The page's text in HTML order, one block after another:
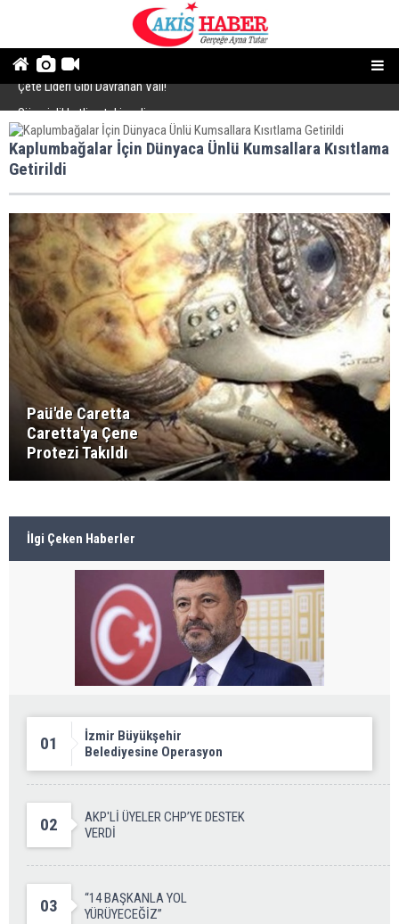
Çete Lideri Gibi Davranan Vali!
Kaplumbağalar İçin Dünyaca Ünlü Kumsallara Kısıtlama
Getirildi
Paü'de Caretta
Caretta'ya Çene
Protezi Takıldı
İlgi Çeken Haberler
01
İzmir Büyükşehir
Belediyesine Operasyon
02
AKP'Lİ ÜYELER CHP’YE DESTEK
VERDİ
03
“14 BAŞKANLA YOL
YÜRÜYECEĞİZ”